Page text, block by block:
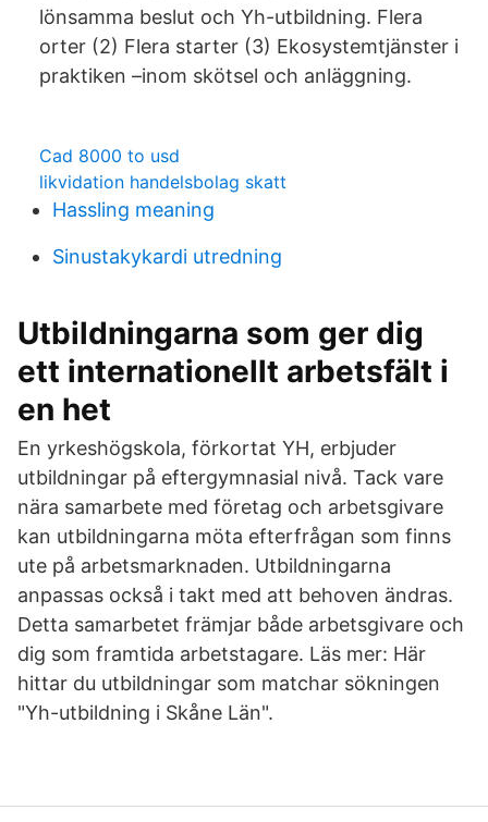
lönsamma beslut och Yh-utbildning. Flera
orter (2) Flera starter (3) Ekosystemtjänster i
praktiken –inom skötsel och anläggning.
Cad 8000 to usd
likvidation handelsbolag skatt
Hassling meaning
Sinustakykardi utredning
Utbildningarna som ger dig
ett internationellt arbetsfält i
en het
En yrkeshögskola, förkortat YH, erbjuder
utbildningar på eftergymnasial nivå. Tack vare
nära samarbete med företag och arbetsgivare
kan utbildningarna möta efterfrågan som finns
ute på arbetsmarknaden. Utbildningarna
anpassas också i takt med att behoven ändras.
Detta samarbetet främjar både arbetsgivare och
dig som framtida arbetstagare. Läs mer: Här
hittar du utbildningar som matchar sökningen
"Yh-utbildning i Skåne Län".